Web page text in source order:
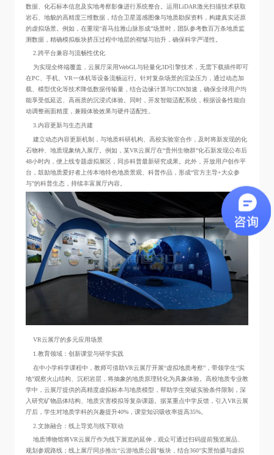
数据、化石标本信息及实地考察影像进行系统整合。运用LiDAR激光扫描技术获取
岩石、地貌的高精度三维数据，结合卫星遥感图像与地质勘探资料，构建真实还原
的虚拟场景。例如，在重现“喜马拉雅山脉形成”场景时，团队参考数百万条地质监
测数据，精确模拟板块挤压过程中地层的褶皱与抬升，确保科学严谨性。
2.跨平台兼容与流畅性优化
为实现全终端覆盖，云展厅采用WebGL与轻量化3D引擎技术，无需下载插件即可
在PC、手机、VR一体机等设备流畅运行。针对复杂场景的渲染压力，通过动态加
载、模型优化等技术降低数据传输量，结合边缘计算与CDN加速，确保全球用户均
能享受低延迟、高画质的沉浸式体验。同时，开发智能适配系统，根据设备性能自
动调整画面精度，兼顾体验效果与硬件适配性。
3.内容更新与生态共建
建立动态内容更新机制，与地质科研机构、高校实验室合作，及时将新发现的化
石物种、地质现象纳入展厅。例如，某VR云展厅在“贵州生物群”化石新发现公布后
48小时内，便上线专题虚拟展区，同步科普最新研究成果。此外，开放用户创作平
台，鼓励地质爱好者上传本地特色地质景观、科普作品，形成“官方主导+大众参
与”的科普生态，持续丰富展厅内容。
VR云展厅的多元应用场景
1.教育领域：创新课堂与研学实践
在中小学科学课程中，教师可借助VR云展厅开展“虚拟地质考察”，带领学生“实
地”观察火山结构、沉积岩层，将抽象的地质原理转化为具象体验。高校地质专业教
学中，云展厅提供的高精度虚拟标本与地质模型，帮助学生突破实验条件限制，深
入研究矿物晶体结构、地质灾害模拟等复杂课题。据某重点中学反馈，引入VR云展
厅后，学生对地质学科的兴趣提升40%，课堂知识吸收率提高35%。
2.文旅融合：线上导览与线下联动
地质博物馆将VR云展厅作为线下展览的延伸，观众可通过扫码提前预览展品、
规划参观路线；线上展厅同步推出“云游地质公园”板块，结合360°实景拍摄与虚拟